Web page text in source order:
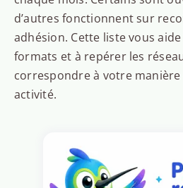
d’autres fonctionnent sur
adhésion. Cette liste vous
formats et à repérer les
correspondre à votre
activité.